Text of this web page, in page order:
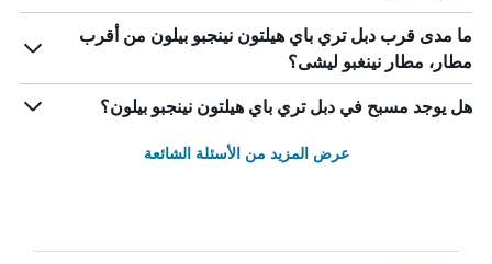
ما مدى قرب دبل تري باي هيلتون نينجبو بيلون من أقرب
مطار، مطار نينغبو ليشى؟
هل يوجد مسبح في دبل تري باي هيلتون نينجبو بيلون؟
عرض المزيد من الأسئلة الشائعة